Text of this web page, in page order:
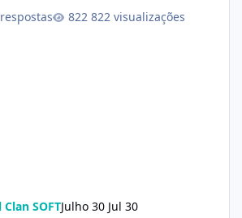
822 visualizações
SOFTJulho 30 Jul 30